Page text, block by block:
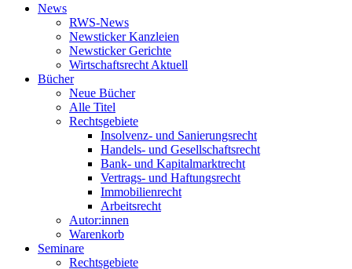
News
RWS-News
Newsticker Kanzleien
Newsticker Gerichte
Wirtschaftsrecht Aktuell
Bücher
Neue Bücher
Alle Titel
Rechtsgebiete
Insolvenz- und Sanierungsrecht
Handels- und Gesellschaftsrecht
Bank- und Kapitalmarktrecht
Vertrags- und Haftungsrecht
Immobilienrecht
Arbeitsrecht
Autor:innen
Warenkorb
Seminare
Rechtsgebiete